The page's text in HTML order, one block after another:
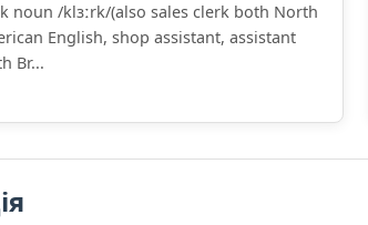
noun /klɜːrk/(also sales clerk both North
English, shop assistant, assistant
Br...